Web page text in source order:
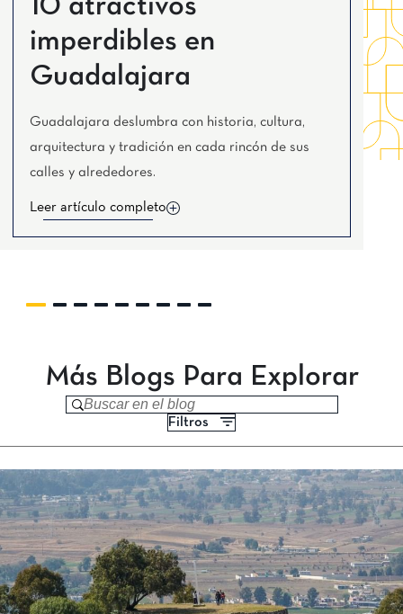
Torreón
Real Inn Torreón
Zacatecas
10 atractivos
imperdibles en
Guadalajara
Guadalajara deslumbra con historia, cultura,
arquitectura y tradición en cada rincón de sus
calles y alrededores.
Leer artículo completo
Más Blogs Para Explorar
Buscar en el blog
Filtros